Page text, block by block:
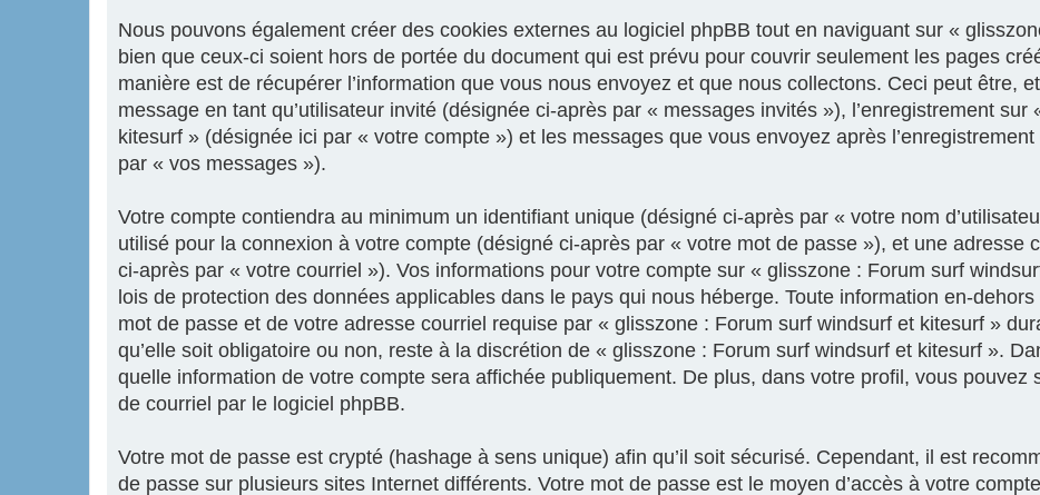
Nous pouvons également créer des cookies externes au logiciel phpBB tout en naviguant sur «
bien que ceux-ci soient hors de portée du document qui est prévu pour couvrir seulement les pages
manière est de récupérer l’information que vous nous envoyez et que nous collectons. Ceci peut être,
message en tant qu’utilisateur invité (désignée ci-après par « messages invités »), l’enregistrement
kitesurf » (désignée ici par « votre compte ») et les messages que vous envoyez après
par « vos messages »).
Votre compte contiendra au minimum un identifiant unique (désigné ci-après par « votre nom
utilisé pour la connexion à votre compte (désigné ci-après par « votre mot de passe »), et une adresse
ci-après par « votre courriel »). Vos informations pour votre compte sur « glisszone : Forum surf
lois de protection des données applicables dans le pays qui nous héberge. Toute information en-
mot de passe et de votre adresse courriel requise par « glisszone : Forum surf windsurf et kitesurf »
qu’elle soit obligatoire ou non, reste à la discrétion de « glisszone : Forum surf windsurf et kitesurf ».
quelle information de votre compte sera affichée publiquement. De plus, dans votre profil, vous pouvez
de courriel par le logiciel phpBB.
Votre mot de passe est crypté (hashage à sens unique) afin qu’il soit sécurisé. Cependant, il est
de passe sur plusieurs sites Internet différents. Votre mot de passe est le moyen d’accès à votre